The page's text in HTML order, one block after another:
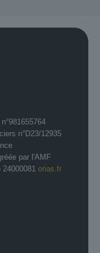
n°D23/12935
par l'AMF
24000081 orias.fr